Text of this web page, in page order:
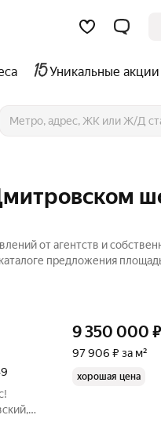
Уникальные акции
от агентств и
предложения
9 350 000 ₽
97 906 ₽ за м²
хорошая цена